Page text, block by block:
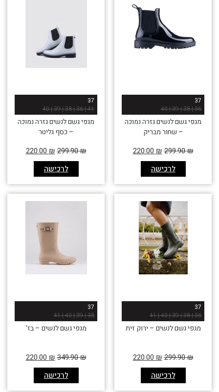
37
36 | 38 | 39 | 40
מגפי גשם לנשים גזרה נמוכה
– שחור מבריק
לרכישה
299.90₪
220.00 ₪
37
41 | 36 | 38 | 39 | 40
מגפי גשם לנשים גזרה נמוכה
– כסף גליטר
לרכישה
299.90₪
220.00 ₪
37
36 | 38 | 39 | 40 | 41
מגפי גשם לנשים – ירוק זית
לרכישה
299.90₪
220.00 ₪
37
38 | 39 | 40 | 41
מגפי גשם לנשים – בז'
לרכישה
349.90₪
220.00 ₪